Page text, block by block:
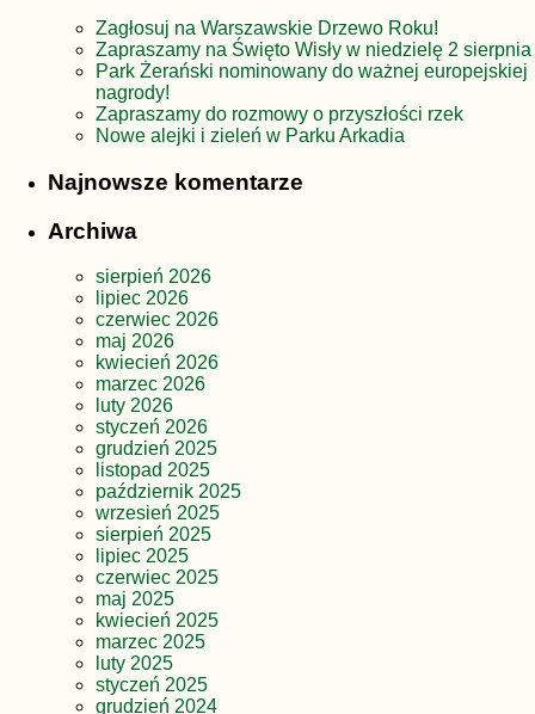
Zagłosuj na Warszawskie Drzewo Roku!
Zapraszamy na Święto Wisły w niedzielę 2 sierpnia
Park Żerański nominowany do ważnej europejskiej
nagrody!
Zapraszamy do rozmowy o przyszłości rzek
Nowe alejki i zieleń w Parku Arkadia
Najnowsze komentarze
Archiwa
sierpień 2026
lipiec 2026
czerwiec 2026
maj 2026
kwiecień 2026
marzec 2026
luty 2026
styczeń 2026
grudzień 2025
listopad 2025
październik 2025
wrzesień 2025
sierpień 2025
lipiec 2025
czerwiec 2025
maj 2025
kwiecień 2025
marzec 2025
luty 2025
styczeń 2025
grudzień 2024